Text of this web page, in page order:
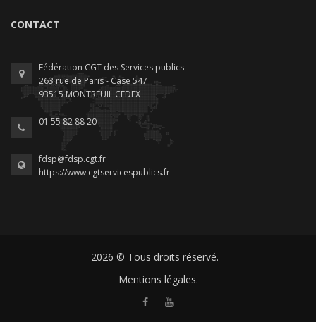
CONTACT
Fédération CGT des Services publics
263 rue de Paris - Case 547
93515 MONTREUIL CEDEX
01 55 82 88 20
fdsp@fdsp.cgt.fr
https://www.cgtservicespublics.fr
2026 © Tous droits réservé.
Mentions légales.